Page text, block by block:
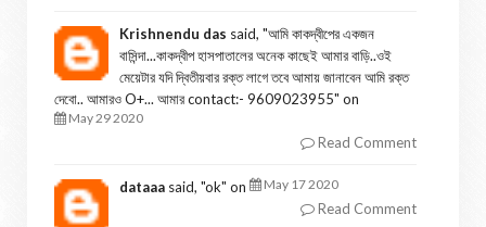
Krishnendu das said, "আমি কাকদ্বীপের একজন
বাসিন্দা...কাকদ্বীপ হাসপাতালের অনেক কাছেই আমার বাড়ি..ওই
মেয়েটার যদি দ্বিতীয়বার রক্ত লাগে তবে আমায় জানাবেন আমি রক্ত
দেবো.. আমারও O+... আমার contact:- 9609023955" on
May 29 2020
Read Comment
dataaa said, "ok" on May 17 2020
Read Comment